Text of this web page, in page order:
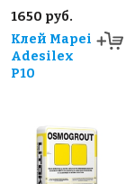
1650 руб.
Клей Mapei
Adesilex
P10